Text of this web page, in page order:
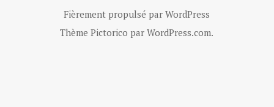
Fièrement propulsé par WordPress
Thème Pictorico parWordPress.com.